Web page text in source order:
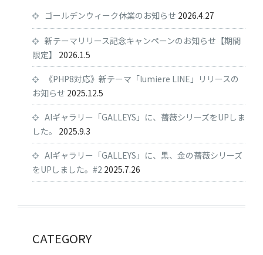
ゴールデンウィーク休業のお知らせ 2026.4.27
新テーマリリース記念キャンペーンのお知らせ【期間
限定】
2026.1.5
《PHP8対応》新テーマ「lumiere LINE」リリースの
お知らせ 2025.12.5
AIギャラリー「GALLEYS」に、薔薇シリーズをUPしま
した。
2025.9.3
AIギャラリー「GALLEYS」に、黒、金の薔薇シリーズ
をUPしました。#2 2025.7.26
CATEGORY